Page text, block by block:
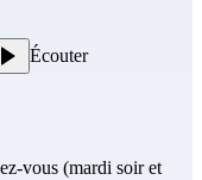
Écouter
vous (mardi soir et